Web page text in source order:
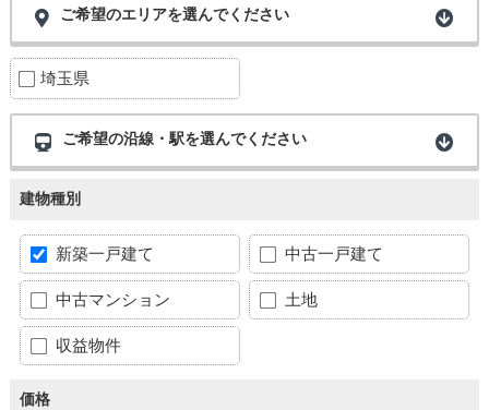
ご希望のエリアを選んでください
埼玉県
ご希望の沿線・駅を選んでください
建物種別
新築一戸建て 中古一戸建て
中古マンション 土地
収益物件
価格